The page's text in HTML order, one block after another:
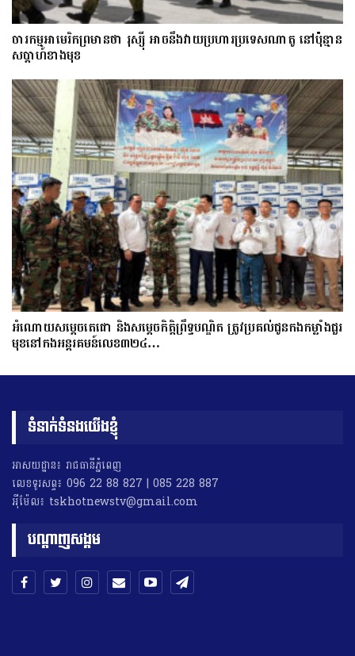
ចារកម្ម​អាមេរិក​ព្រមាន​ថា​ រុស្ស៊ី​ អាចនឹងវាយប្រហារប្រទេស​​ណា​តូ ​នៅ​ប៉ុន្មាន​
សប្តាហ៍​​ខាង​មុខ​​
អំណោយសម្តេចតេជោ និងសម្តេចកិត្តិព្រឹទ្ធបណ្ឌិត ត្រូវប្រគល់ជូនកងកម្លាំងជួរ
មុខនៅកងអន្តរគមន៍លេខ៣២៤…
ទំនាក់ទំនងយើងខ្ញុំ
អាសយដ្ឋាន៖ រាជធានីភ្នំពេញ
លេខទូរសព្ទ៖ 096 22 88 827 | 085 228 887
អុីម៉ែល៖ tskhotnewstv@gmail.com
បណ្តាញសង្គម